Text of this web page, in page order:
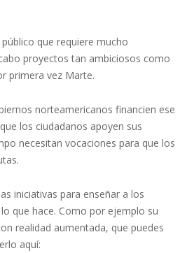
que requiere mucho
proyectos tan ambiciosos como
primera vez Marte.
norteamericanos financien ese
los ciudadanos apoyen sus
necesitan vocaciones para que los
iniciativas para enseñar a los
que hace. Como por ejemplo su
realidad aumentada, que puedes
aquí: